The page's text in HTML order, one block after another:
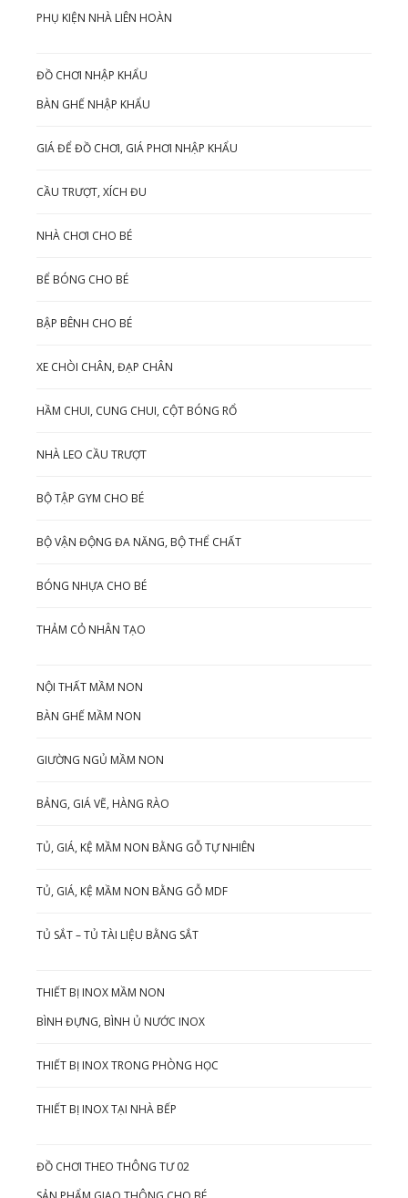
PHỤ KIỆN NHÀ LIÊN HOÀN
ĐỒ CHƠI NHẬP KHẨU
BÀN GHẾ NHẬP KHẨU
GIÁ ĐỂ ĐỒ CHƠI, GIÁ PHƠI NHẬP KHẨU
CẦU TRƯỢT, XÍCH ĐU
NHÀ CHƠI CHO BÉ
BỂ BÓNG CHO BÉ
BẬP BÊNH CHO BÉ
XE CHÒI CHÂN, ĐẠP CHÂN
HẦM CHUI, CUNG CHUI, CỘT BÓNG RỔ
NHÀ LEO CẦU TRƯỢT
BỘ TẬP GYM CHO BÉ
BỘ VẬN ĐỘNG ĐA NĂNG, BỘ THỂ CHẤT
BÓNG NHỰA CHO BÉ
THẢM CỎ NHÂN TẠO
NỘI THẤT MẦM NON
BÀN GHẾ MẦM NON
GIƯỜNG NGỦ MẦM NON
BẢNG, GIÁ VẼ, HÀNG RÀO
TỦ, GIÁ, KỆ MẦM NON BẰNG GỖ TỰ NHIÊN
TỦ, GIÁ, KỆ MẦM NON BẰNG GỖ MDF
TỦ SẮT – TỦ TÀI LIỆU BẰNG SẮT
THIẾT BỊ INOX MẦM NON
BÌNH ĐỰNG, BÌNH Ủ NƯỚC INOX
THIẾT BỊ INOX TRONG PHÒNG HỌC
THIẾT BỊ INOX TẠI NHÀ BẾP
ĐỒ CHƠI THEO THÔNG TƯ 02